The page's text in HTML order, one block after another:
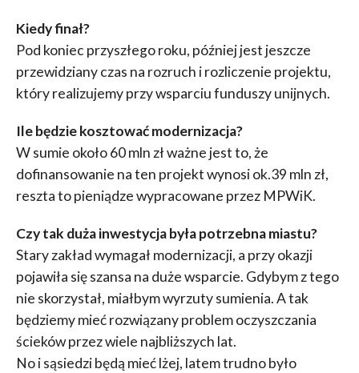
Kiedy finał?
Pod koniec przyszłego roku, później jest jeszcze
przewidziany czas na rozruch i rozliczenie projektu,
który realizujemy przy wsparciu funduszy unijnych.
Ile będzie kosztować modernizacja?
W sumie około 60 mln zł ważne jest to, że
dofinansowanie na ten projekt wynosi ok.39 mln zł,
reszta to pieniądze wypracowane przez MPWiK.
Czy tak duża inwestycja była potrzebna miastu?
Stary zakład wymagał modernizacji, a przy okazji
pojawiła się szansa na duże wsparcie. Gdybym z tego
nie skorzystał, miałbym wyrzuty sumienia. A tak
będziemy mieć rozwiązany problem oczyszczania
ścieków przez wiele najbliższych lat.
No i sąsiedzi będą mieć lżej, latem trudno było